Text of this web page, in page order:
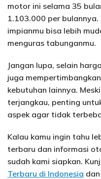
motor ini selama 35
1.103.000 per
impianmu bisa lebih
menguras tabunganmu.
Jangan lupa, selain
juga
kebutuhan lainnya.
terjangkau, penting
aspek agar tidak
Kalau kamu ingin tahu
terbaru dan informasi
sudah kami siapkan.
Terbaru di Indonesia dan